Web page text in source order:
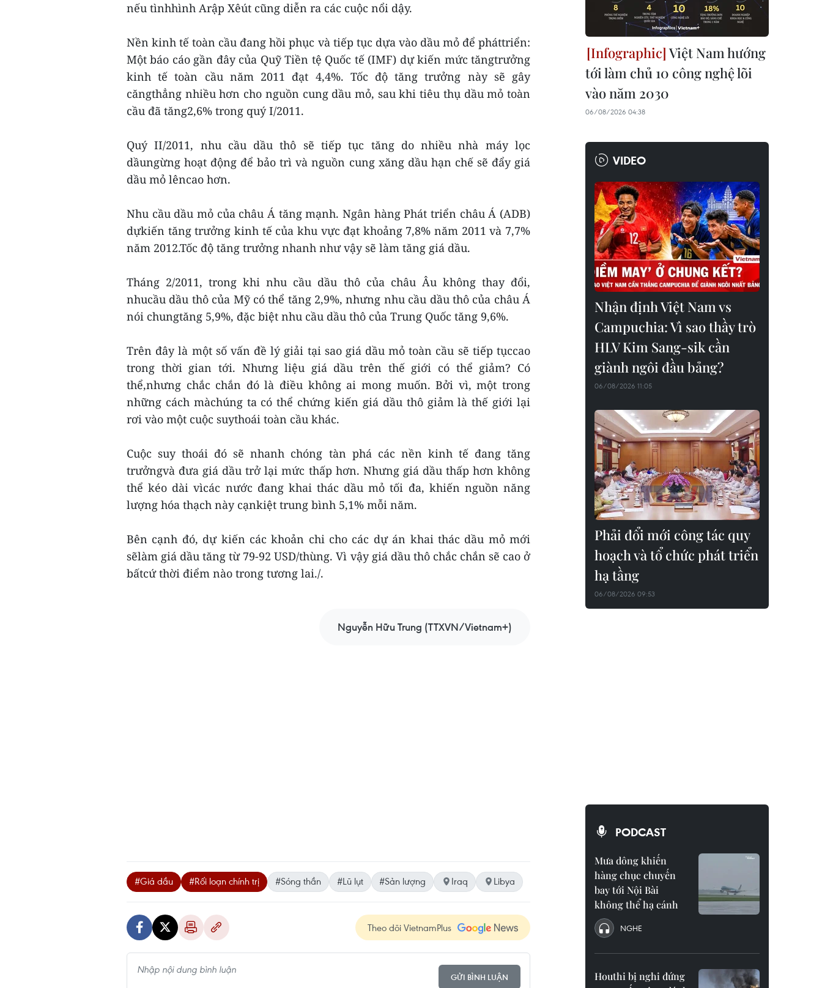
nếu tìnhhình Arập Xêút cũng diễn ra các cuộc nổi dậy.
Nền kinh tế toàn cầu đang hồi phục và tiếp tục dựa vào dầu mỏ để pháttriển:
Một báo cáo gần đây của Quỹ Tiền tệ Quốc tế (IMF) dự kiến mức tăngtrưởng
kinh tế toàn cầu năm 2011 đạt 4,4%. Tốc độ tăng trưởng này sẽ gây
căngthẳng nhiều hơn cho nguồn cung dầu mỏ, sau khi tiêu thụ dầu mỏ toàn
cầu đã tăng2,6% trong quý I/2011.
Quý II/2011, nhu cầu dầu thô sẽ tiếp tục tăng do nhiều nhà máy lọc
dầungừng hoạt động để bảo trì và nguồn cung xăng dầu hạn chế sẽ đẩy giá
dầu mỏ lêncao hơn.
Nhu cầu dầu mỏ của châu Á tăng mạnh. Ngân hàng Phát triển châu Á (ADB)
dựkiến tăng trưởng kinh tế của khu vực đạt khoảng 7,8% năm 2011 và 7,7%
năm 2012.Tốc độ tăng trưởng nhanh như vậy sẽ làm tăng giá dầu.
Tháng 2/2011, trong khi nhu cầu dầu thô của châu Âu không thay đổi,
nhucầu dầu thô của Mỹ có thể tăng 2,9%, nhưng nhu cầu dầu thô của châu Á
nói chungtăng 5,9%, đặc biệt nhu cầu dầu thô của Trung Quốc tăng 9,6%.
Trên đây là một số vấn đề lý giải tại sao giá dầu mỏ toàn cầu sẽ tiếp tụccao
trong thời gian tới. Nhưng liệu giá dầu trên thế giới có thể giảm? Có
thể,nhưng chắc chắn đó là điều không ai mong muốn. Bởi vì, một trong
những cách màchúng ta có thể chứng kiến giá dầu thô giảm là thế giới lại
rơi vào một cuộc suythoái toàn cầu khác.
Cuộc suy thoái đó sẽ nhanh chóng tàn phá các nền kinh tế đang tăng
trưởngvà đưa giá dầu trở lại mức thấp hơn. Nhưng giá dầu thấp hơn không
thể kéo dài vìcác nước đang khai thác dầu mỏ tối đa, khiến nguồn năng
lượng hóa thạch này cạnkiệt trung bình 5,1% mỗi năm.
Bên cạnh đó, dự kiến các khoản chi cho các dự án khai thác dầu mỏ mới
sẽlàm giá dầu tăng từ 79-92 USD/thùng. Vì vậy giá dầu thô chắc chắn sẽ cao ở
bấtcứ thời điểm nào trong tương lai./.
Nguyễn Hữu Trung (TTXVN/Vietnam+)
#Giá dầu #Rối loạn chính trị #Sóng thần #Lũ lụt #Sản lượng Iraq Libya
Theo dõi VietnamPlus
GỬI BÌNH LUẬN
Việt Nam hướng
tới làm chủ 10 công nghệ lõi
vào năm 2030
06/08/2026 04:38
VIDEO
Nhận định Việt Nam vs
Campuchia: Vì sao thầy trò
HLV Kim Sang-sik cần
giành ngôi đầu bảng?
06/08/2026 11:05
Phải đổi mới công tác quy
hoạch và tổ chức phát triển
hạ tầng
06/08/2026 09:53
PODCAST
Mưa dông khiến
hàng chục chuyến
bay tới Nội Bài
không thể hạ cánh
NGHE
Houthi bị nghi đứng